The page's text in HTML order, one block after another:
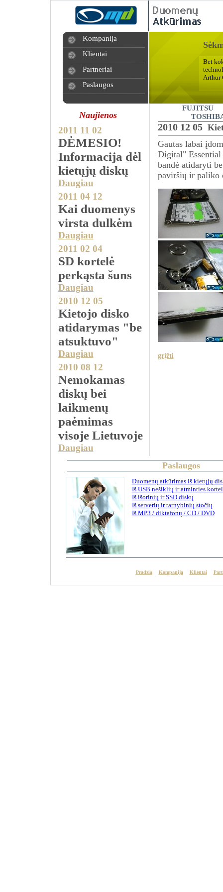
Naujienos
2011 11 02
DĖMESIO!
Informacija dėl
kietųjų diskų
Daugiau
2011 04 12
Kai duomenys
virsta dulkėm
Daugiau
2011 02 04
SD kortelė
perkąsta šuns
Daugiau
2010 12 05
Kietojo disko
atidarymas "be
atsuktuvo"
Daugiau
2010 08 12
Nemokamas
diskų bei
laikmenų
paėmimas
visoje Lietuvoje
Daugiau
FUJITSU
2010 12 05
Gautas labai
Digital"
bandė atidaryti
paviršių ir paliko
grįžti
Paslaugos
Duomenų atkūrimas iš kietųjų
Iš USB nešiklių ir atminties
Iš išorinių ir SSD diskų
Iš serverių ir tarnybinių stočių
Iš MP3 / diktafonų / CD / DVD
Pradzia Kompanija Klientai
Bet
Arthur
Kompanija
Klientai
Partneriai
Paslaugos